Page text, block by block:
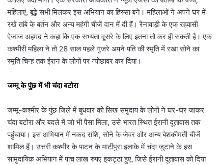
महिलाएं, बूढ़े सभी मिलकर इस अभियान का हिस्सा बने। महिलाओं ने अपने घर में
रखे तांबे के बर्तन और अन्य महंगी चीजें दान में दी हैं। रैनावाड़ी के एक रहवासी
ऐजाज अहमद ने कहा कि एक सभ्यता दूसरे के लिए इतना तो कर ही सकती है। एक
कश्मीरी महिला ने तो 28 साल पहले गुजरे अपने पति की स्मृति में रखा सोने का
स्मृति चिन्ह तक ईरान के लोगों पर न्योछावर कर दिया।
जम्मू के पुंछ में भी चंदा बटोरा
जम्मू-कश्मीर के पुंछ जिले में बुधवार को सिख समुदाय के लोगों ने घर-घर जाकर
चंदा बटोरा और बदले में जो भी पैसा मिला, उसे भारत स्थित ईरानी दूतावास तक
पहुंचाया। इस अभियान में नकद राशि, सोने के जेवर और अन्य बेशकीमती चीजें
शामिल हैं। उत्तरी कश्मीर के पाटन के माटीपुरा इलाके में चंदा जुटाने के इस
सामुदायिक अभियान में पांच लाख रुपए इकट्ठा हुए, जिसे ईरानी दूतावास को दिया